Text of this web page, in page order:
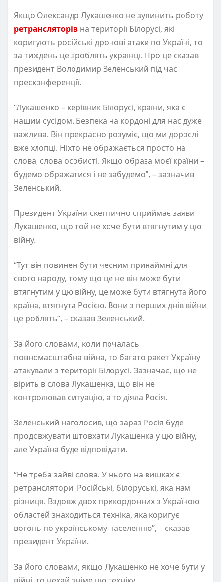
Якщо Олександр Лукашенко не зупинить роботу
ретрансляторів на території Білорусі, які
коригують російські дронові атаки по Україні, то
за тиждень це зроблять українці. Про це сказав
президент Володимир Зеленський під час
пресконференції.
“Лукашенко – керівник Білорусі, країни, яка є
нашим сусідом. Безпека на кордоні для нас дуже
важлива. Він прекрасно розуміє, що ми дорослі
вже хлопці. Ніхто не ображається просто на
слова, слова особисті. Якщо образа моєї країни –
будемо ображатися і не забудемо”, – зазначив
Зеленський.
Президент України скептично сприймає заяви
Лукашенко, що той не хоче бути втягнутим у цю
війну.
“Тут він повинен бути чесним принаймні для
свого народу, тому що це не він може бути
втягнутим у цю війну, це може бути втягнута його
країна, втягнута Росією. Вони з перших днів війни
це роблять”, – сказав Зеленський.
За його словами, коли почалась
повномасштабна війна, то багато ракет Україну
атакували з території Білорусі. Зазначає, що не
вірить в слова Лукашенка, що він не
контролював ситуацію, а то діяла Росія.
Зеленський наголосив, що зараз Росія буде
продовжувати штовхати Лукашенка у цю війну,
але Україна буде відповідати.
“Не треба зайві слова. У нього на вишках є
ретранслятори. Російські, білоруські, яка нам
різниця. Вздовж двох прикордонних з Україною
областей знаходиться техніка, яка коригує
вогонь по українському населенню”, – сказав
президент України.
За його словами, якщо Лукашенко не хоче бути у